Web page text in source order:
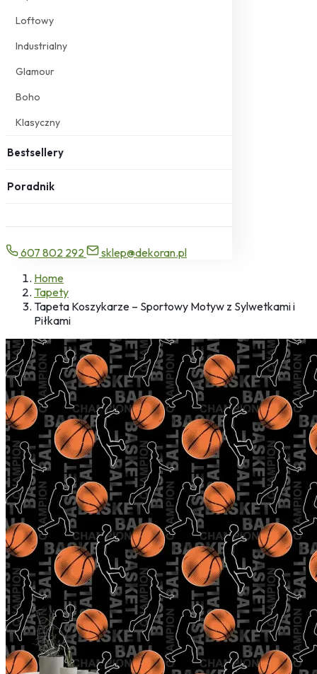
Loftowy
Industrialny
Glamour
Boho
Klasyczny
Bestsellery
Poradnik
607 802 292
sklep@dekoran.pl
Home
Tapety
Tapeta Koszykarze – Sportowy Motyw z Sylwetkami i
Piłkami